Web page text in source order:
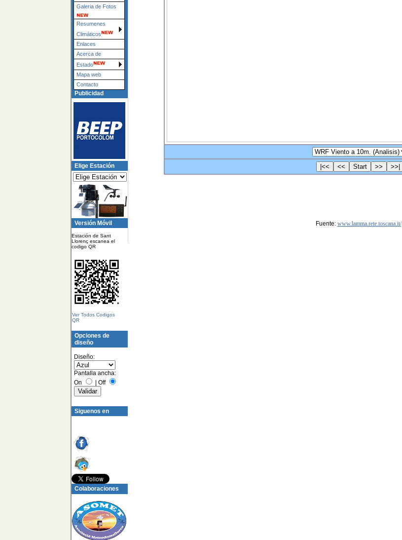
Galeria de Fotos
Resumenes
Climáticos
Enlaces
Acerca de
Estado
Mapa web
Contacto
Publicidad
Elige Estación
Versión Móvil
Estación de Sant
Llorenç escanea el
codigo QR
Ver Todos Codigos
QR
Opciones de
diseño
Diseño:
Pantalla ancha:
On
Off
Siguenos en
Colaboraciones
Fuente: www.lamma.rete.toscana.it/